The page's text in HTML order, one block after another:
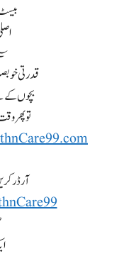
قدرتی
بچوں کے
تو پھر
آرڈر